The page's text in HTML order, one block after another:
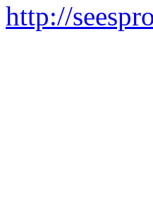
http://